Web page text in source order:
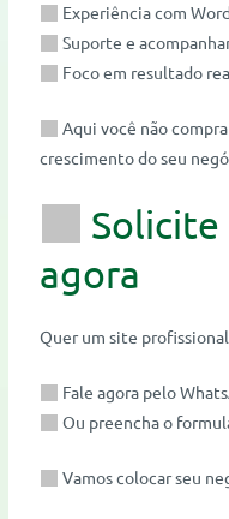
Experiência com
Suporte e
Foco em resultado
Aqui você não
crescimento do seu
Solicite
agora
Quer um site
Fale agora pelo
Ou preencha o
Vamos colocar seu